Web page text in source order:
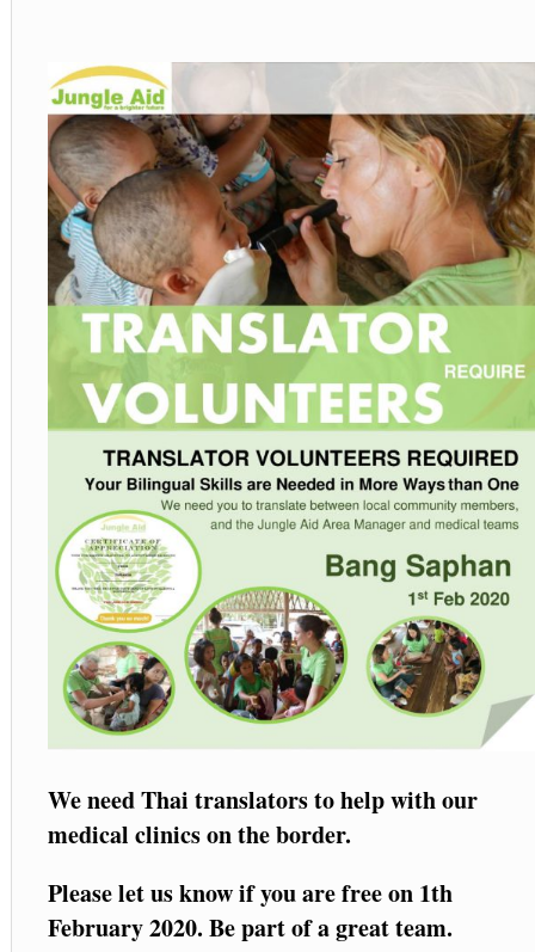
We need Thai translators to help with our
medical clinics on the border.
Please let us know if you are free on 1th
February 2020. Be part of a great team.